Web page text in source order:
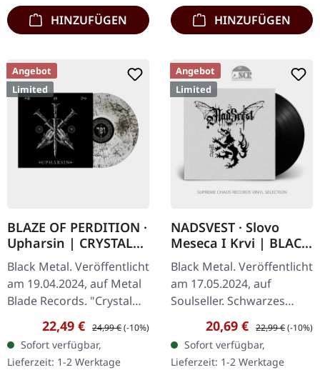
HINZUFÜGEN HINZUFÜGEN
Angebot
Limited
BLAZE OF PERDITION ·
Upharsin | CRYSTAL
CLEAR/BLACK DUST LP
Black Metal. Veröffentlicht
am 19.04.2024, auf Metal
Blade Records. "Crystal
Clear/Black Dust" Vinyl,
limitiert auf 300 Stück. Die
polnischen Black…
Verkaufspreis:
22,49 € Regulärer Preis:
24,99 €(-10%)
Sofort verfügbar,
Lieferzeit: 1-2 Werktage
Angebot
Limited
NADSVEST · Slovo
Meseca I Krvi | BLACK
LP
Black Metal. Veröffentlicht
am 17.05.2024, auf
Soulseller. Schwarzes
Vinyl, limitiert auf 200
Stück. Nadsvest entfesselt
einen Sturm slawischer…
Verkaufspreis:
20,69 € Regulärer Preis:
22,99 €(-10%)
Sofort verfügbar,
Lieferzeit: 1-2 Werktage